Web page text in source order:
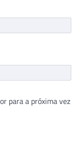
para a próxima vez